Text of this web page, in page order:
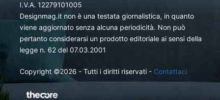
I.V.A. 12279101005
Designmag.it non è una testata giornalistica, in quanto
viene aggiornato senza alcuna periodicità. Non può
pertanto considerarsi un prodotto editoriale ai sensi della
legge n. 62 del 07.03.2001
Copyright ©2026 - Tutti i diritti riservati - Contattaci